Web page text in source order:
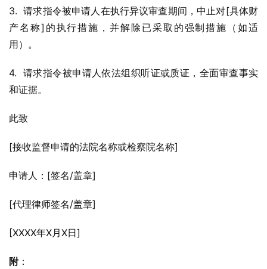
3.  请求指令被申请人在执行异议审查期间，中止对[具体财
产名称]的执行措施，并解除已采取的强制措施（如适
用）。
4.  请求指令被申请人依法组织听证或质证，全面审查事实
和证据。
此致
[接收监督申请的法院名称或检察院名称]
申请人：[签名/盖章]
[代理律师签名/盖章]
[XXXX年X月X日]
附：